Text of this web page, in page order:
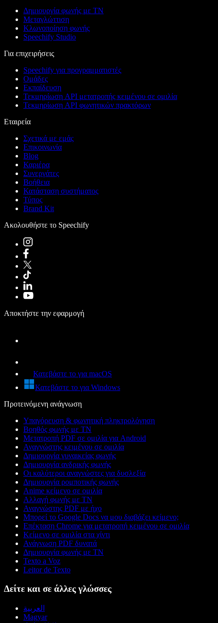
Δημιουργία φωνής με ΤΝ
Μεταγλώττιση
Κλωνοποίηση φωνής
Speechify Studio
Για επιχειρήσεις
Speechify για προγραμματιστές
Ομάδες
Εκπαίδευση
Τεκμηρίωση API μετατροπής κειμένου σε ομιλία
Τεκμηρίωση API φωνητικών πρακτόρων
Εταιρεία
Σχετικά με εμάς
Επικοινωνία
Blog
Καριέρα
Συνεργάτες
Βοήθεια
Κατάσταση συστήματος
Τύπος
Brand Kit
Ακολουθήστε το Speechify
Αποκτήστε την εφαρμογή
Κατεβάστε το για macOS
Κατεβάστε το για Windows
Προτεινόμενη ανάγνωση
Υπαγόρευση & φωνητική πληκτρολόγηση
Βοηθός φωνής με ΤΝ
Μετατροπή PDF σε ομιλία για Android
Αναγνώστης κειμένου σε ομιλία
Δημιουργία γυναικείας φωνής
Δημιουργία ανδρικής φωνής
Οι καλύτεροι αναγνώστες για δυσλεξία
Δημιουργία ρομποτικής φωνής
Anime κείμενο σε ομιλία
Αλλαγή φωνής με ΤΝ
Αναγνώστης PDF με ήχο
Μπορεί το Google Docs να μου διαβάζει κείμενο;
Επέκταση Chrome για μετατροπή κειμένου σε ομιλία
Κείμενο σε ομιλία στα χίντι
Ανάγνωση PDF δυνατά
Δημιουργία φωνής με ΤΝ
Texto a Voz
Leitor de Texto
Δείτε και σε άλλες γλώσσες
العربية
Magyar